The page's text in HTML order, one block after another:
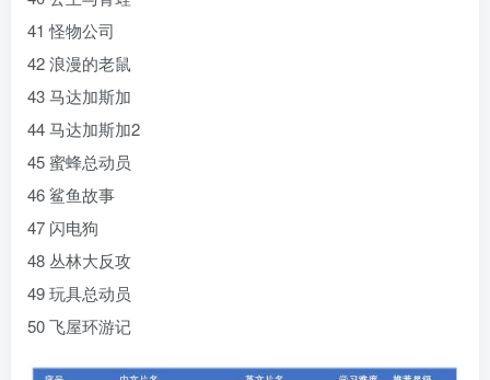
41 怪物公司
42 浪漫的老鼠
43 马达加斯加
44 马达加斯加2
45 蜜蜂总动员
46 鲨鱼故事
47 闪电狗
48 丛林大反攻
49 玩具总动员
50 飞屋环游记